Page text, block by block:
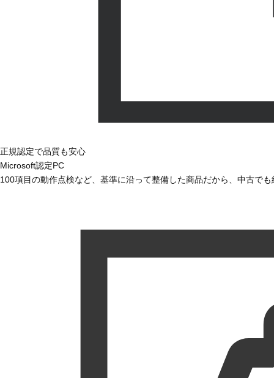
正規認定で品質も安心
Microsoft認定PC
100項目の動作点検など、基準に沿って整備した商品だから、中古で